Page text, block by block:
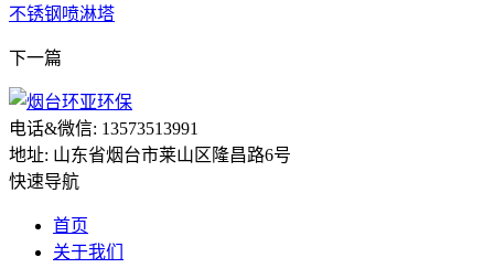
不锈钢喷淋塔
下一篇
电话&微信: 13573513991
地址: 山东省烟台市莱山区隆昌路6号
快速导航
首页
关于我们